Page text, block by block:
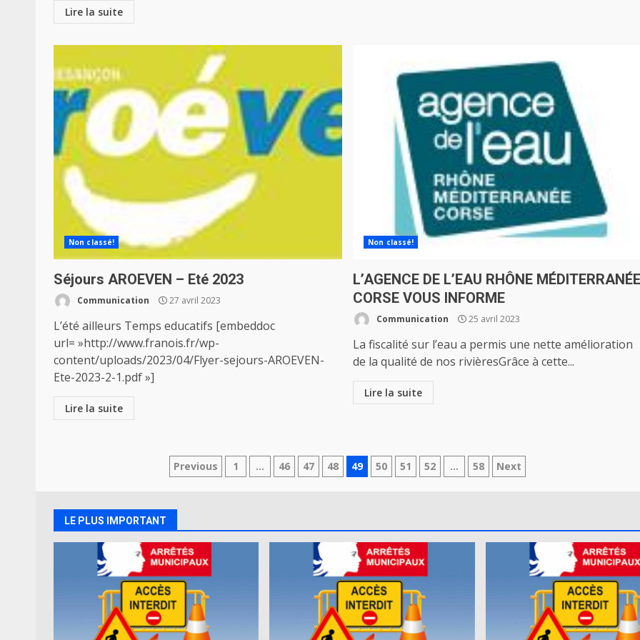
Lire la suite
Non classé!
Séjours AROEVEN – Eté 2023
Communication 27 avril 2023
L’été ailleurs Temps educatifs [embeddoc
url= »http://www.franois.fr/wp-
content/uploads/2023/04/Flyer-sejours-AROEVEN-
Ete-2023-2-1.pdf »]
Lire la suite
Non classé!
L’AGENCE DE L’EAU RHÔNE
CORSE VOUS INFORME
Communication 25 avril 2023
La fiscalité sur l’eau a permis une nette amélioration
de la qualité de nos rivièresGrâce à cette...
Lire la suite
Navigation
articles
Previous 1 … 46 47 48 49 50 51 52 … 58 Next
LE PLUS IMPORTANT